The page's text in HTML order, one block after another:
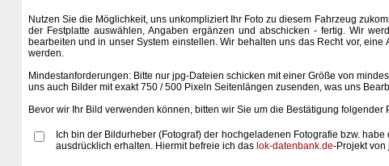
Nutzen Sie die Möglichkeit, uns unkompliziert Ihr Foto zu diesem Fahrzeug
der Festplatte auswählen, Angaben ergänzen und abschicken - fertig. Wir
bearbeiten und in unser System einstellen. Wir behalten uns das Recht vor,
werden.
Mindestanforderungen: Bitte nur jpg-Dateien schicken mit einer Größe von
uns auch Bilder mit exakt 750 / 500 Pixeln Seitenlängen zusenden, was uns
Bevor wir Ihr Bild verwenden können, bitten wir Sie um die Bestätigung folgender
Ich bin der Bildurheber (Fotograf) der hochgeladenen Fotografie bzw.
ausdrücklich erhalten. Hiermit befreie ich das lok-datenbank.de-Projekt von